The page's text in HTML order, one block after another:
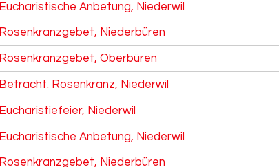
Eucharistische Anbetung, Niederwil
Rosenkranzgebet, Niederbüren
Rosenkranzgebet, Oberbüren
Betracht. Rosenkranz, Niederwil
Eucharistiefeier, Niederwil
Eucharistische Anbetung, Niederwil
Rosenkranzgebet, Niederbüren